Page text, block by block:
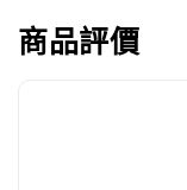
商品評價